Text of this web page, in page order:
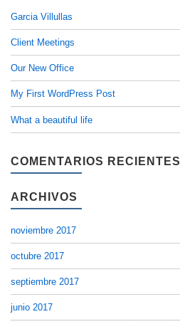
Garcia Villullas
Client Meetings
Our New Office
My First WordPress Post
What a beautiful life
COMENTARIOS RECIENTES
ARCHIVOS
noviembre 2017
octubre 2017
septiembre 2017
junio 2017